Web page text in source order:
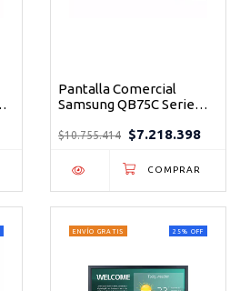
Pantalla Comercial
Samsung QB75C Serie
Delgada para
$10.755.414 $7.218.398
25% OFF
ENVÍO GRATIS